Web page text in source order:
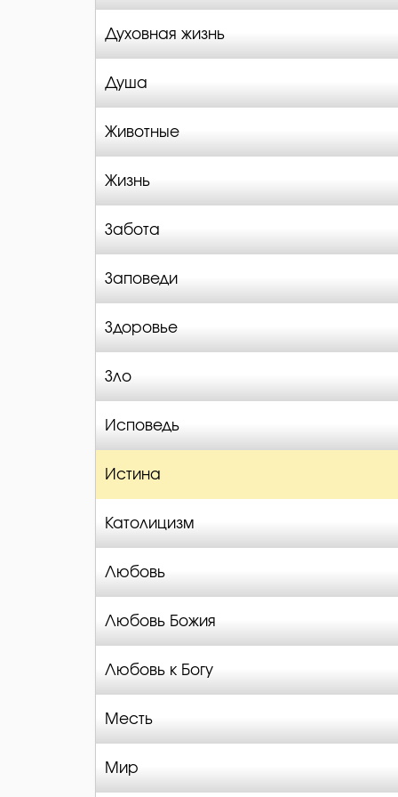
Духовная жизнь
Душа
Животные
Жизнь
Забота
Заповеди
Здоровье
Зло
Исповедь
Истина
Католицизм
Любовь
Любовь Божия
Любовь к Богу
Месть
Мир